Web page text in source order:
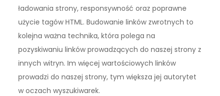
ładowania strony, responsywność oraz poprawne
użycie tagów HTML. Budowanie linków zwrotnych to
kolejna ważna technika, która polega na
pozyskiwaniu linków prowadzących do naszej strony z
innych witryn. Im więcej wartościowych linków
prowadzi do naszej strony, tym większa jej autorytet
w oczach wyszukiwarek.